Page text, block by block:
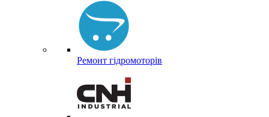
Ремонт гідромоторів